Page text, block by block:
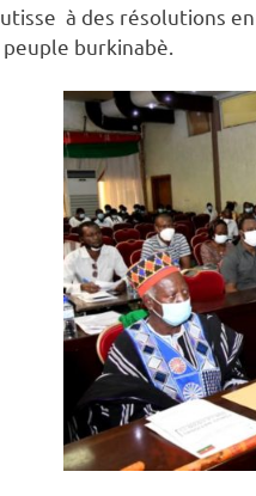
à des résolutions
burkinabè.